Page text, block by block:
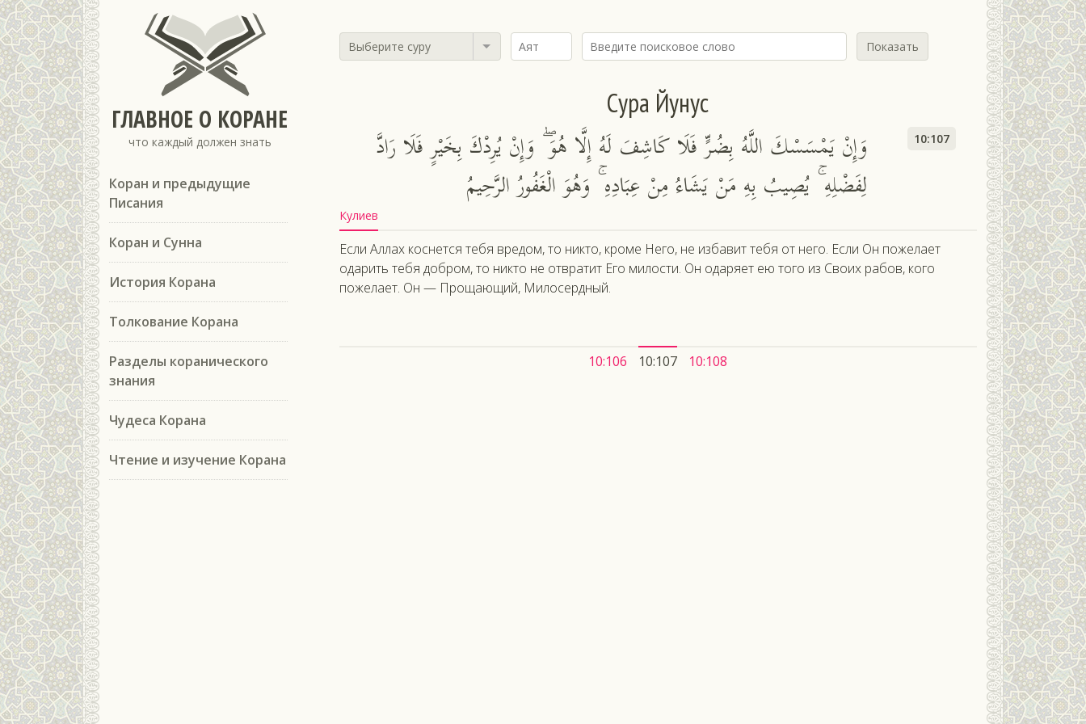
ГЛАВНОЕ О КОРАНЕ
что каждый должен знать
Коран и предыдущие
Писания
Коран и Сунна
История Корана
Толкование Корана
Разделы коранического
знания
Чудеса Корана
Чтение и изучение Корана
Выберите суру Показать
Сура Йунус
وَإِنْ يَمْسَسْكَ اللَّهُ بِضُرٍّ فَلَا كَاشِفَ لَهُ إِلَّا هُوَ ۖ وَإِنْ يُرِدْكَ بِخَيْرٍ فَلَا رَادَّ
لِفَضْلِهِ ۚ يُصِيبُ بِهِ مَنْ يَشَاءُ مِنْ عِبَادِهِ ۚ وَهُوَ الْغَفُورُ الرَّحِيمُ
10:107
Кулиев
Если Аллах коснется тебя вредом, то никто, кроме Него, не избавит тебя от него. Если Он пожелает
одарить тебя добром, то никто не отвратит Его милости. Он одаряет ею того из Своих рабов, кого
пожелает. Он — Прощающий, Милосердный.
10:106 10:107 10:108